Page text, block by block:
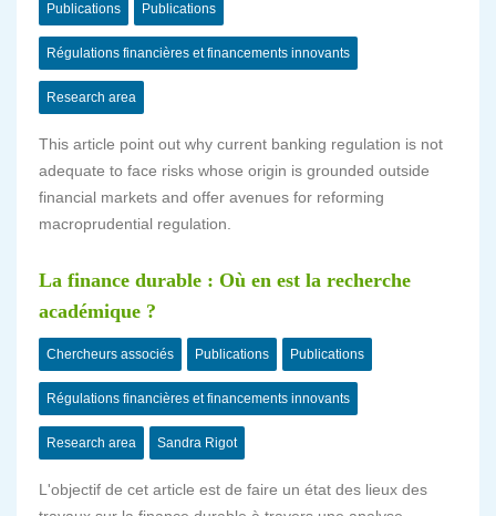
Publications Publications
Régulations financières et financements innovants
Research area
This article point out why current banking regulation is not
adequate to face risks whose origin is grounded outside
financial markets and offer avenues for reforming
macroprudential regulation.
La finance durable : Où en est la recherche
académique ?
Chercheurs associés Publications Publications
Régulations financières et financements innovants
Research area Sandra Rigot
L'objectif de cet article est de faire un état des lieux des